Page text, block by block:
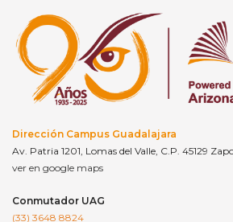
Dirección Campus Guadalajara
Av. Patria 1201, Lomas del Valle, C.P. 45129
ver en google maps
Conmutador UAG
(33) 3648 8824